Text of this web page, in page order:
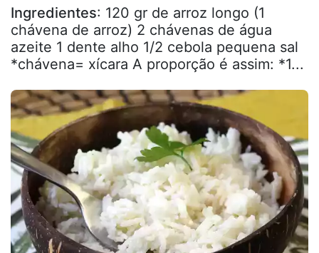
Ingredientes: 120 gr de arroz longo (1
chávena de arroz) 2 chávenas de água
azeite 1 dente alho 1/2 cebola pequena sal
*chávena= xícara A proporção é assim: *1...